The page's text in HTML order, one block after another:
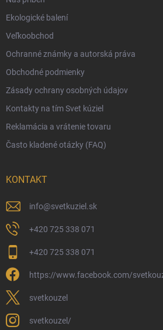
Reklamácia a vrátenie tovaru
Vernostný program
Veľkoobchod
Ekologické balenie objednávok
Obchodné podmienky
Zásady ochrany osobných údajov
Ekologické balení
Veľkoobchod
Ochranné známky a autorská práva
Obchodné podmienky
Zásady ochrany osobných údajov
Kontakty na tím Svet kúziel
Reklamácia a vrátenie tovaru
Často kladené otázky (FAQ)
KONTAKT
info@svetkuziel.sk
+420 725 338 071
+420 725 338 071
https://www.facebook.com/
svetkouzel
svetkouzel/